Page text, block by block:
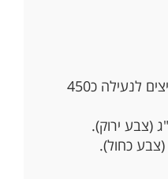
2 X מוט (41 ס"מ) + קפיצים לנעילה כ450